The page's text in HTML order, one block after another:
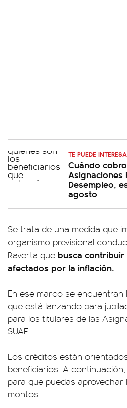
TE PUEDE
Cuándo
Asignaciones
Desempleo,
agosto
Se trata de una medida que
organismo previsional
Raverta que busca
afectados por la inflación.
En ese marco se
que está lanzando para
para los titulares de las
SUAF.
Los créditos están
beneficiarios. A
para que puedas
montos.